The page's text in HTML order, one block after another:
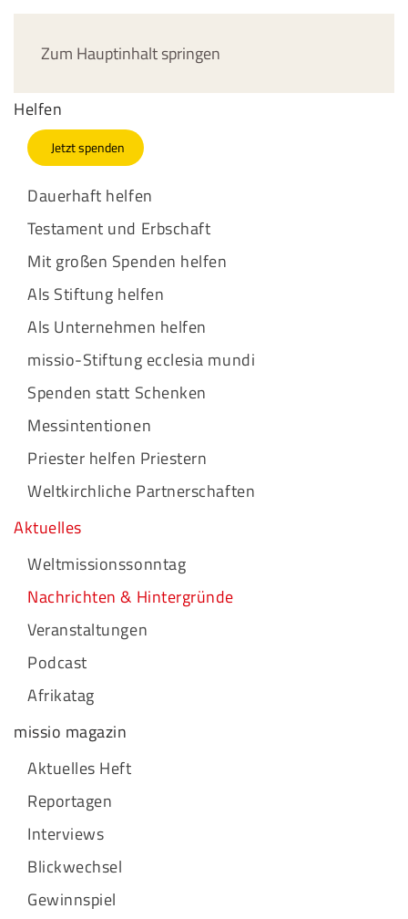
Zum Hauptinhalt springen
Helfen
Jetzt spenden
Dauerhaft helfen
Testament und Erbschaft
Mit großen Spenden helfen
Als Stiftung helfen
Als Unternehmen helfen
missio-Stiftung ecclesia mundi
Spenden statt Schenken
Messintentionen
Priester helfen Priestern
Weltkirchliche Partnerschaften
Aktuelles
Weltmissionssonntag
Nachrichten & Hintergründe
Veranstaltungen
Podcast
Afrikatag
missio magazin
Aktuelles Heft
Reportagen
Interviews
Blickwechsel
Gewinnspiel